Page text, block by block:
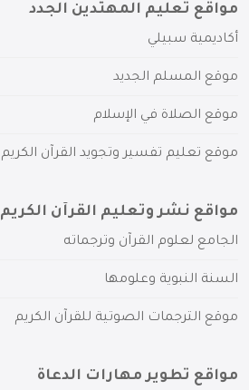
مواقع تعليم المهتدين الجدد
أكاديمية سبيلي
موقع المسلم الجديد
موقع الصلاة في الإسلام
موقع تعليم تفسير وتجويد القرآن الكريم
مواقع نشر وتعليم القرآن الكريم
الجامع لعلوم القرآن وترجماته
السنة النبوية وعلومها
موقع الترجمات الصوتية للقرآن الكريم
مواقع تطوير مهارات الدعاة